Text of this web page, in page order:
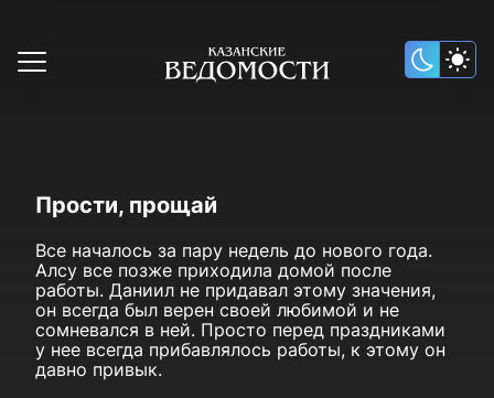
Прости, прощай
Все началось за пару недель до нового года.
Алсу все позже приходила домой после
работы. Даниил не придавал этому значения,
он всегда был верен своей любимой и не
сомневался в ней. Просто перед праздниками
у нее всегда прибавлялось работы, к этому он
давно привык.